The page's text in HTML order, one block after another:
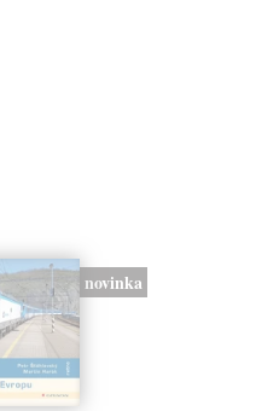
novinka